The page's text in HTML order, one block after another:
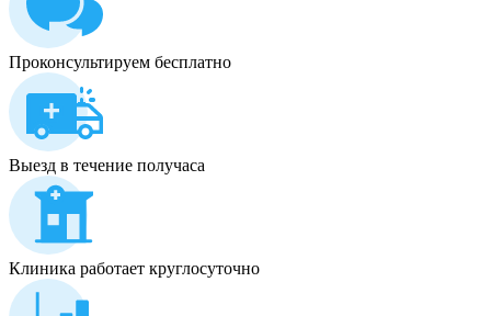
Проконсультируем бесплатно
Выезд в течение получаса
Клиника работает круглосуточно